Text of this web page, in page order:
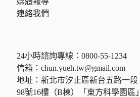
連絡我們
24小時諮詢專線： 0800-55-1234
信箱： chun.yueh.tw@gmail.com
地址：新北市汐止區新台五路一段
98號16樓（B棟）「東方科學園區」